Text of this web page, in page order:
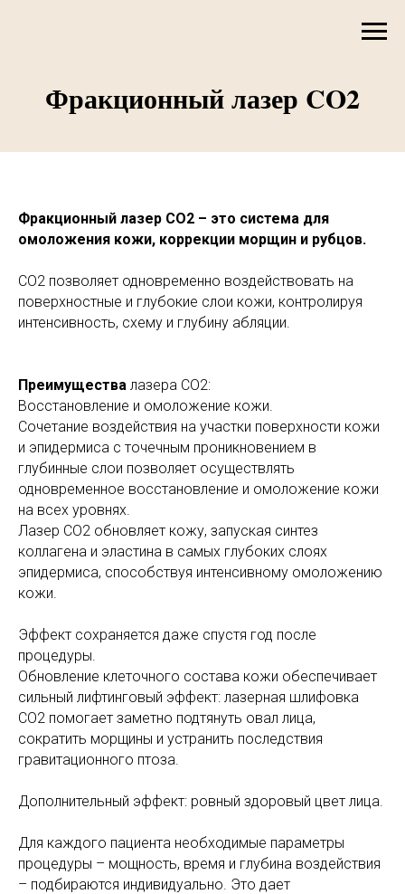
Фракционный лазер CO2
Фракционный лазер CO2 – это система для
омоложения кожи, коррекции морщин и рубцов.
CO2 позволяет одновременно воздействовать на
поверхностные и глубокие слои кожи, контролируя
интенсивность, схему и глубину абляции.
Преимущества лазера CO2:
Восстановление и омоложение кожи.
Сочетание воздействия на участки поверхности кожи
и эпидермиса с точечным проникновением в
глубинные слои позволяет осуществлять
одновременное восстановление и омоложение кожи
на всех уровнях.
Лазер СО2 обновляет кожу, запуская синтез
коллагена и эластина в самых глубоких слоях
эпидермиса, способствуя интенсивному омоложению
кожи.
Эффект сохраняется даже спустя год после
процедуры.
Обновление клеточного состава кожи обеспечивает
сильный лифтинговый эффект: лазерная шлифовка
CO2 помогает заметно подтянуть овал лица,
сократить морщины и устранить последствия
гравитационного птоза.
Дополнительный эффект: ровный здоровый цвет лица.
Для каждого пациента необходимые параметры
процедуры – мощность, время и глубина воздействия
– подбираются индивидуально. Это дает